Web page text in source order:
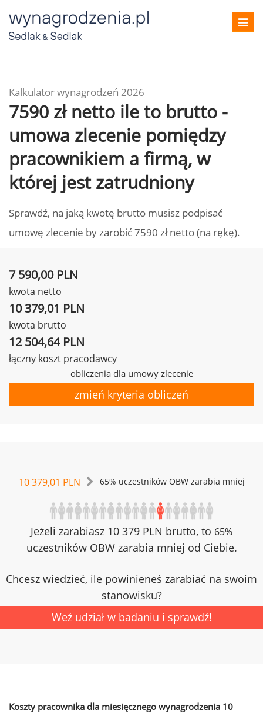
Kalkulator wynagrodzeń 2026
7590 zł netto ile to brutto -
umowa zlecenie pomiędzy
pracownikiem a firmą, w
której jest zatrudniony
Sprawdź, na jaką kwotę brutto musisz podpisać
umowę zlecenie by zarobić 7590 zł netto (na rękę).
7 590,00 PLN
kwota netto
10 379,01 PLN
kwota brutto
12 504,64 PLN
łączny koszt pracodawcy
obliczenia dla umowy zlecenie
zmień kryteria obliczeń
10 379,01 PLN 65% uczestników OBW zarabia mniej
Jeżeli zarabiasz 10 379 PLN brutto, to 65%
uczestników OBW zarabia mniej od Ciebie.
Chcesz wiedzieć, ile powinieneś zarabiać na swoim
stanowisku?
Weź udział w badaniu i sprawdź!
Koszty pracownika dla miesięcznego wynagrodzenia 10